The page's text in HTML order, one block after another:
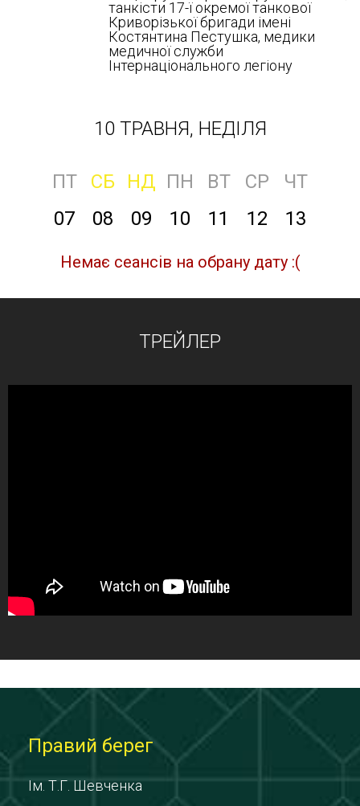
танкісти 17-ї окремої танкової
Криворізької бригади імені
Костянтина Пестушка, медики
медичної служби
Інтернаціонального легіону
10 ТРАВНЯ, НЕДІЛЯ
ПТ СБ НД ПН ВТ СР
ЧТ
07
08 09 10 11 12 13
Немає сеансів на обрану дату :(
ТРЕЙЛЕР
Правий берег
Ім. Т.Г. Шевченка